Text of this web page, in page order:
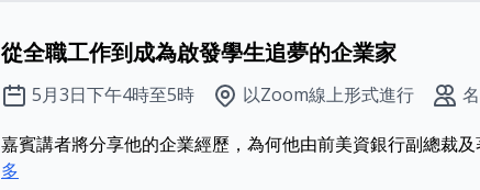
從全職工作到成為啟發學生追夢的企業家
5月3日下午4時至5時 以Zoom線上形式進行
嘉賓講者將分享他的企業經歷，為何他由前美資銀行副總裁
多